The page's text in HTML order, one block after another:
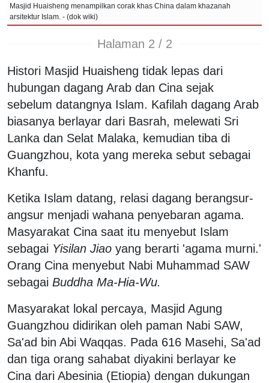
Masjid Huaisheng menampilkan corak khas China dalam khazanah
arsitektur Islam. - (dok wiki)
Halaman 2 / 2
Histori Masjid Huaisheng tidak lepas dari
hubungan dagang Arab dan Cina sejak
sebelum datangnya Islam. Kafilah dagang Arab
biasanya berlayar dari Basrah, melewati Sri
Lanka dan Selat Malaka, kemudian tiba di
Guangzhou, kota yang mereka sebut sebagai
Khanfu.
Ketika Islam datang, relasi dagang berangsur-
angsur menjadi wahana penyebaran agama.
Masyarakat Cina saat itu menyebut Islam
sebagai Yisilan Jiao yang berarti 'agama murni.'
Orang Cina menyebut Nabi Muhammad SAW
sebagai Buddha Ma-Hia-Wu.
Masyarakat lokal percaya, Masjid Agung
Guangzhou didirikan oleh paman Nabi SAW,
Sa'ad bin Abi Waqqas. Pada 616 Masehi, Sa'ad
dan tiga orang sahabat diyakini berlayar ke
Cina dari Abesinia (Etiopia) dengan dukungan